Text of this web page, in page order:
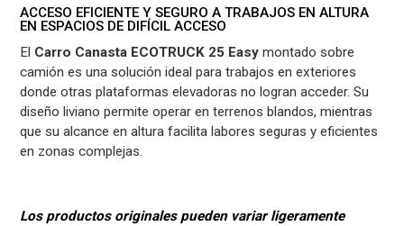
ACCESO EFICIENTE Y SEGURO A TRABAJOS EN ALTURA
EN ESPACIOS DE DIFÍCIL ACCESO
El Carro Canasta ECOTRUCK 25 Easy montado sobre
camión es una solución ideal para trabajos en exteriores
donde otras plataformas elevadoras no logran acceder. Su
diseño liviano permite operar en terrenos blandos, mientras
que su alcance en altura facilita labores seguras y eficientes
en zonas complejas.
Los productos originales pueden variar ligeramente